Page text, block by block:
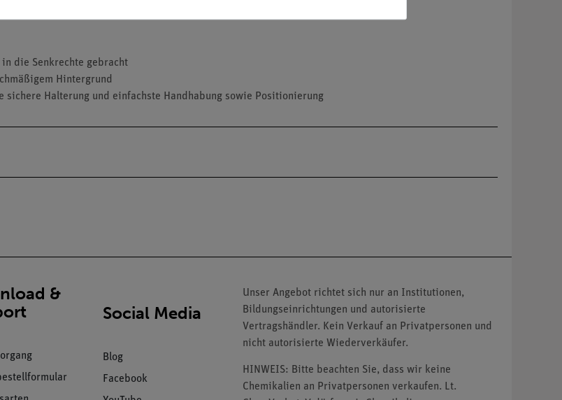
die Senkrechte gebracht
Hintergrund
Halterung und einfachste Handhabung sowie Positionierung
&
Social Media
Blog
Facebook
Unser Angebot richtet sich nur an Institutionen,
Bildungseinrichtungen und autorisierte
Vertragshändler. Kein Verkauf an Privatpersonen und
nicht autorisierte Wiederverkäufer.
HINWEIS: Bitte beachten Sie, dass wir keine
Chemikalien an Privatpersonen verkaufen. Lt.